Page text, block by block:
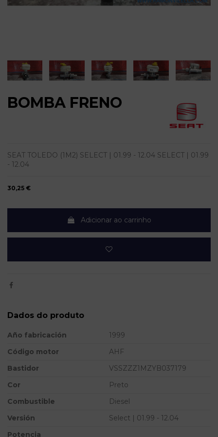
BOMBA FRENO
SEAT TOLEDO (1M2) SELECT | 01.99 - 12.04 SELECT | 01.99
- 12.04
30,25 €
Adicionar ao carrinho
Dados do produto
Año fabricación
1999
Código motor
AHF
Bastidor
VSSZZZ1MZYB037179
Cor
Preto
Combustible
Diesel
Versión
Select | 01.99 - 12.04
Potencia